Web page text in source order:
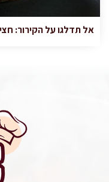
אל תדלגו על הקירור: